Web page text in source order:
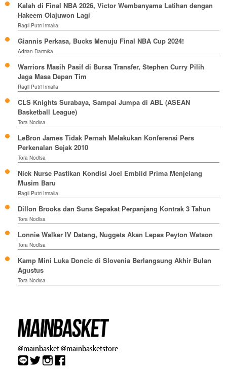
Kalah di Final NBA 2026, Victor Wembanyama Latihan dengan
Hakeem Olajuwon Lagi
Ragil Putri Irmalia
Giannis Perkasa, Bucks Menuju Final NBA Cup 2024!
Adrian Darmika
Warriors Masih Pasif di Bursa Transfer, Stephen Curry Pilih
Jaga Masa Depan Tim
Ragil Putri Irmalia
CLS Knights Surabaya, Sampai Jumpa di ABL (ASEAN
Basketball League)
Tora Nodisa
LeBron James Tidak Pernah Melakukan Konferensi Pers
Perkenalan Sejak 2010
Tora Nodisa
Nick Nurse Pastikan Kondisi Joel Embiid Prima Menjelang
Musim Baru
Ragil Putri Irmalia
Dillon Brooks dan Suns Sepakat Perpanjang Kontrak 3 Tahun
Tora Nodisa
Lonnie Walker IV Datang, Nuggets Akan Lepas Peyton Watson
Tora Nodisa
Kamp Mini Luka Doncic di Slovenia Berlangsung Akhir Bulan
Agustus
Tora Nodisa
@mainbasket@mainbasketstore